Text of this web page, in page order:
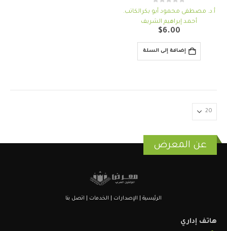
أ.د. مصطفى محمود أبو بكر الكاتب.
أحمد إبراهيم الشريف
$6.00
إضافة إلى السلة
عن المعرض
الرئيسية الإصدارات الخدمات اتصل بنا
هاتف إداري